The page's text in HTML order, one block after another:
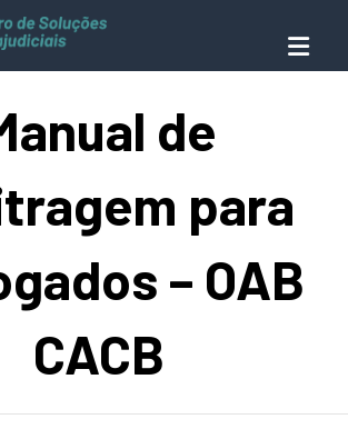
de
para
– OAB
CACB